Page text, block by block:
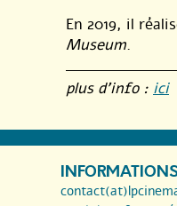
En 2019, il
Museum.
plus d’info : ici